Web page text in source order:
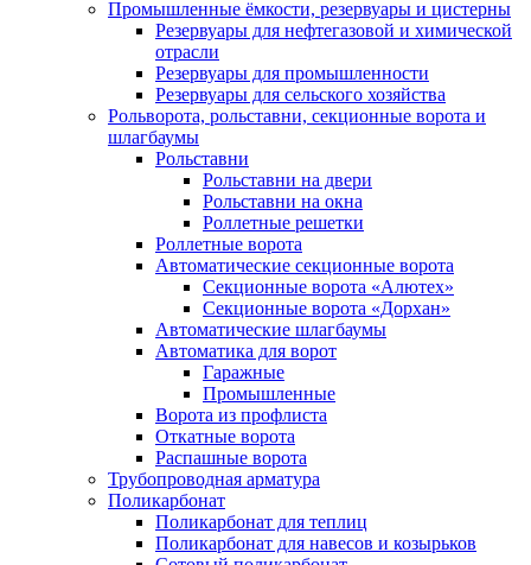
Промышленные ёмкости, резервуары и цистерны
Резервуары для нефтегазовой и химической
отрасли
Резервуары для промышленности
Резервуары для сельского хозяйства
Рольворота, рольставни, секционные ворота и
шлагбаумы
Рольставни
Рольставни на двери
Рольставни на окна
Роллетные решетки
Роллетные ворота
Автоматические секционные ворота
Секционные ворота «Алютех»
Секционные ворота «Дорхан»
Автоматические шлагбаумы
Автоматика для ворот
Гаражные
Промышленные
Ворота из профлиста
Откатные ворота
Распашные ворота
Трубопроводная арматура
Поликарбонат
Поликарбонат для теплиц
Поликарбонат для навесов и козырьков